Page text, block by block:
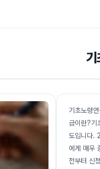
기
기초노령
금이란?기
도입니다.
에게 매우
전부터 신